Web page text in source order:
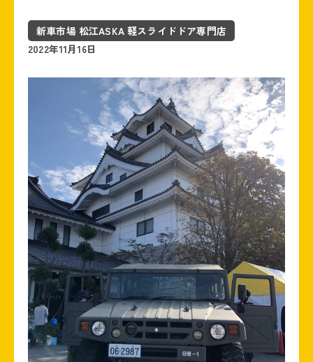
新車市場 松江ASKA 軽スライドドア専門店
2022年11月16日